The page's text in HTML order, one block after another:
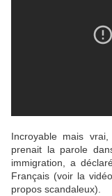
Incroyable mais
prenait la parole
immigration, a
Français (voir la
propos scandaleux).